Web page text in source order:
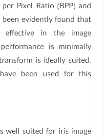
Pixel Ratio (BPP) and
evidently found that
effective in the image
is minimally
is ideally suited.
been used for this
well suited for iris image